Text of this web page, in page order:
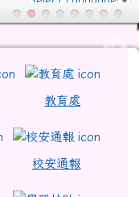
教育處
校安通報